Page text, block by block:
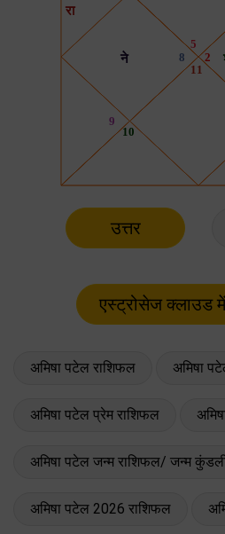
उत्तर
अमिषा पटेल राशिफल अमिषा
अमिषा पटेल प्रेम राशिफल
अमिषा पटेल जन्म राशिफल/ जन्म
अमिषा पटेल 2026 राशिफल